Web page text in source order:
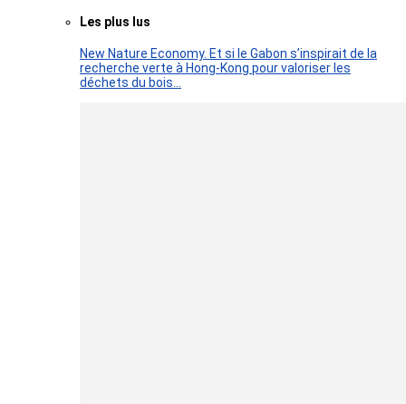
Les plus lus
New Nature Economy. Et si le Gabon s’inspirait de la
recherche verte à Hong-Kong pour valoriser les
déchets du bois…